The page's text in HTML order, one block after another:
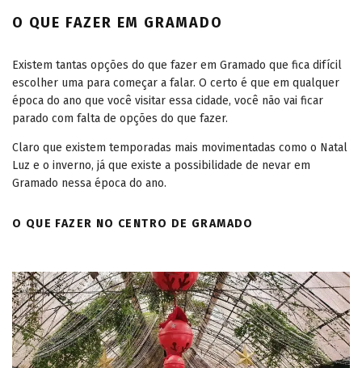
O QUE FAZER EM GRAMADO
Existem tantas opções do que fazer em Gramado que fica difícil
escolher uma para começar a falar. O certo é que em qualquer
época do ano que você visitar essa cidade, você não vai ficar
parado com falta de opções do que fazer.
Claro que existem temporadas mais movimentadas como o Natal
Luz e o inverno, já que existe a possibilidade de nevar em
Gramado nessa época do ano.
O QUE FAZER NO CENTRO DE GRAMADO